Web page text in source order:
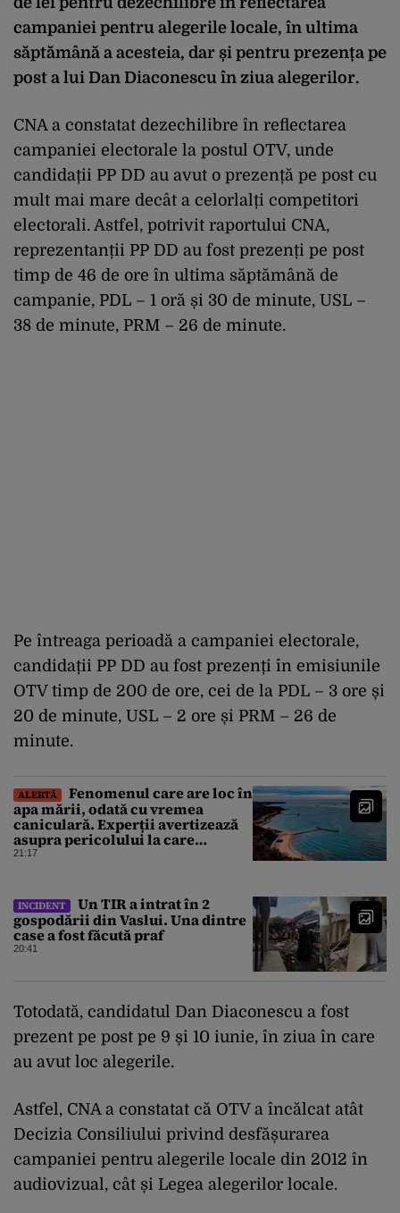
campaniei pentru alegerile locale, în ultima
săptămână a acesteia, dar și pentru prezența pe
post a lui Dan Diaconescu în ziua alegerilor.
CNA a constatat dezechilibre în reflectarea
campaniei electorale la postul OTV, unde
candidații PP DD au avut o prezență pe post cu
mult mai mare decât a celorlalți competitori
electorali. Astfel, potrivit raportului CNA,
reprezentanții PP DD au fost prezenți pe post
timp de 46 de ore în ultima săptămână de
campanie, PDL – 1 oră și 30 de minute, USL –
38 de minute, PRM – 26 de minute.
Pe întreaga perioadă a campaniei electorale,
candidații PP DD au fost prezenți în emisiunile
OTV timp de 200 de ore, cei de la PDL – 3 ore și
20 de minute, USL – 2 ore și PRM – 26 de
minute.
ALERTĂ
Fenomenul care are loc în
apa mării, odată cu vremea
caniculară. Experții avertizează
asupra pericolului la care
oamenii pot fi expuși
21:17
INCIDENT
Un TIR a intrat în 2
gospodării din Vaslui. Una dintre
case a fost făcută praf
20:41
Totodată, candidatul Dan Diaconescu a fost
prezent pe post pe 9 și 10 iunie, în ziua în care
au avut loc alegerile.
Astfel, CNA a constatat că OTV a încălcat atât
Decizia Consiliului privind desfășurarea
campaniei pentru alegerile locale din 2012 în
audiovizual, cât și Legea alegerilor locale.